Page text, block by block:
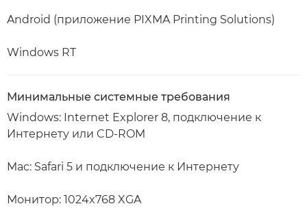
Android (приложение PIXMA Printing Solutions)
Windows RT
Минимальные системные требования
Windows: Internet Explorer 8, подключение к
Интернету или CD-ROM
Mac: Safari 5 и подключение к Интернету
Монитор: 1024x768 XGA